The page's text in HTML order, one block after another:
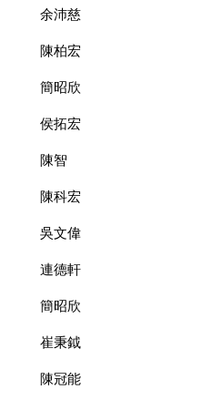
余沛慈
陳柏宏
簡昭欣
侯拓宏
陳智
陳科宏
吳文偉
連德軒
簡昭欣
崔秉鉞
陳冠能